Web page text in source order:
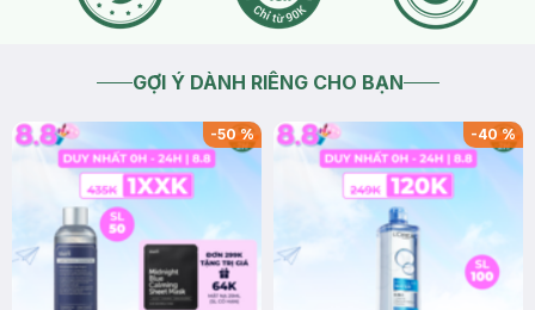
GỢI Ý DÀNH RIÊNG CHO BẠN
-50% -40%